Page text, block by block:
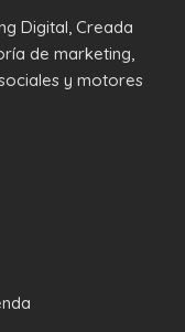
Digital, Creada
de marketing,
y motores